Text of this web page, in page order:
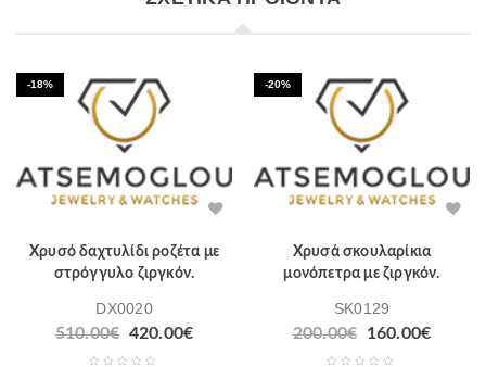
-18%
Χρυσό δαχτυλίδι ροζέτα με
στρόγγυλο ζιργκόν.
DX0020
510.00€ Original
price
420.00€
-20%
Χρυσά σκουλαρίκια
μονόπετρα με ζιργκόν.
SK0129
200.00€
Original
price
160.00€